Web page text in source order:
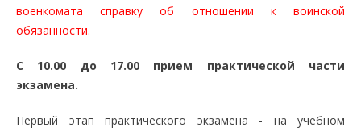
военкомата справку об отношении к воинской
обязанности.
С 10.00 до 17.00 прием практической части
экзамена.
Первый этап практического экзамена - на учебном